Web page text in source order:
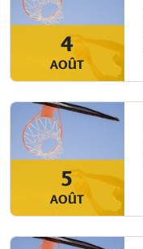
4
AOÛT
5
AOÛT